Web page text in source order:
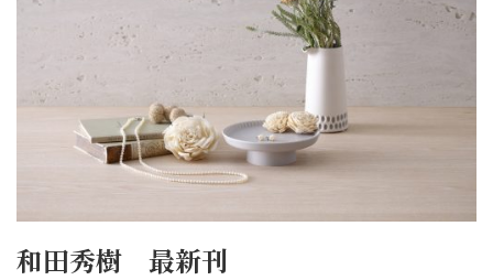
和田秀樹 最新刊